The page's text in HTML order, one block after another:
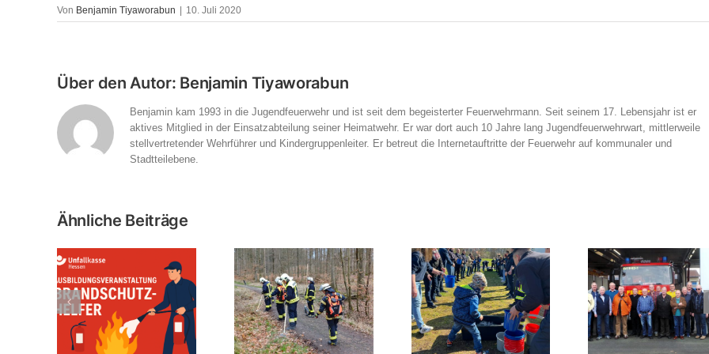
Von Benjamin Tiyaworabun 10. Juli 2020
Über den Autor: Benjamin Tiyaworabun
Benjamin kam 1993 in die Jugendfeuerwehr und ist seit dem begeisterter Feuerwehrmann. Seit seinem 17. Lebensjahr ist er
aktives Mitglied in der Einsatzabteilung seiner Heimatwehr. Er war dort auch 10 Jahre lang Jugendfeuerwehrwart, mittlerweile
stellvertretender Wehrführer und Kindergruppenleiter. Er betreut die Internetauftritte der Feuerwehr auf kommunaler und
Stadtteilebene.
Ähnliche Beiträge
Erfolgreiche Übung des
Waldbrandzuges des
Main-Kinzig-Kreises in
Hammersbach
Workshop „Kinder im
Feuerwehrhaus“
Treffen des AK 60plus
des KFV MKK bei der
Feuerwehr in
Langendiebach
Übung in